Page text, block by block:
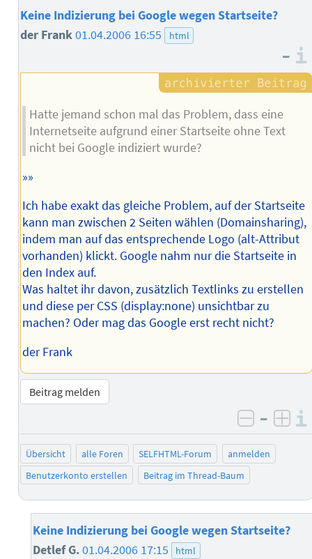
Keine Indizierung bei Google wegen Startseite?
der Frank01.04.2006 16:55 html
–
Hatte jemand schon mal das Problem, dass eine
Internetseite aufgrund einer Startseite ohne Text
nicht bei Google indiziert wurde?
»»
Ich habe exakt das gleiche Problem, auf der Startseite
kann man zwischen 2 Seiten wählen (Domainsharing),
indem man auf das entsprechende Logo (alt-Attribut
vorhanden) klickt. Google nahm nur die Startseite in
den Index auf.
Was haltet ihr davon, zusätzlich Textlinks zu erstellen
und diese per CSS (display:none) unsichtbar zu
machen? Oder mag das Google erst recht nicht?
der Frank
Beitrag melden
negativ
–
Übersicht alle Foren SELFHTML-Forum
anmelden
Benutzerkonto erstellen
Beitrag im Thread-Baum
Keine Indizierung bei Google wegen Startseite?
Detlef G.01.04.2006 17:15 html